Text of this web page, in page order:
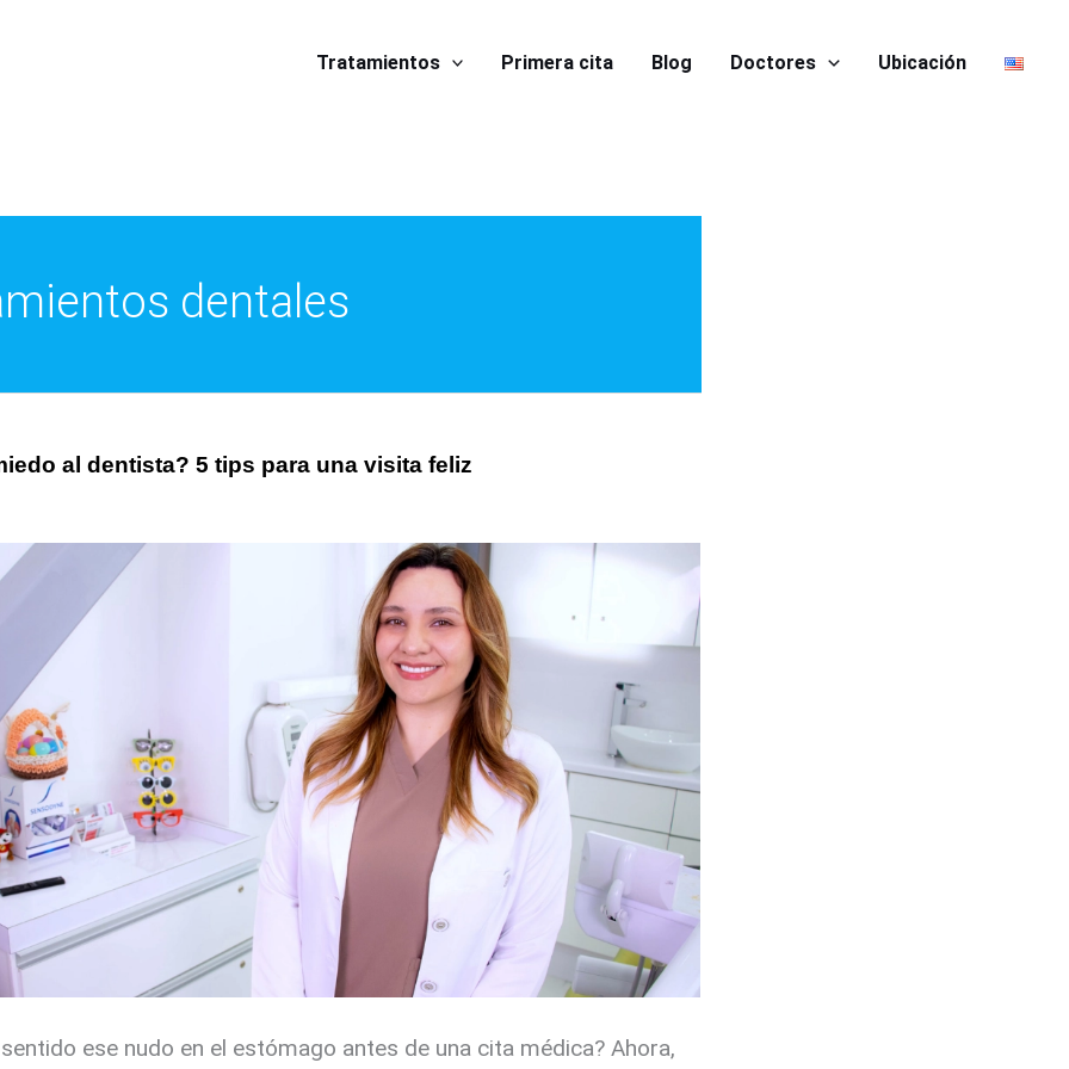
Tratamientos Primera cita Blog Doctores Ubicación
dentales
al dentista? 5 tips para una visita feliz
ese nudo en el estómago antes de una cita médica? Ahora,